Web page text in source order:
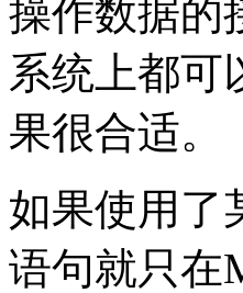
操作数据的
系统上都可
果很合适。
如果使用了
语句就只在